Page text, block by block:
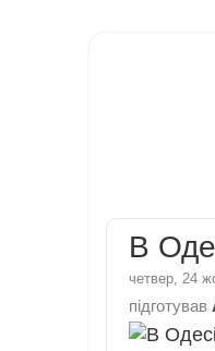
В
четвер, 24
підготував